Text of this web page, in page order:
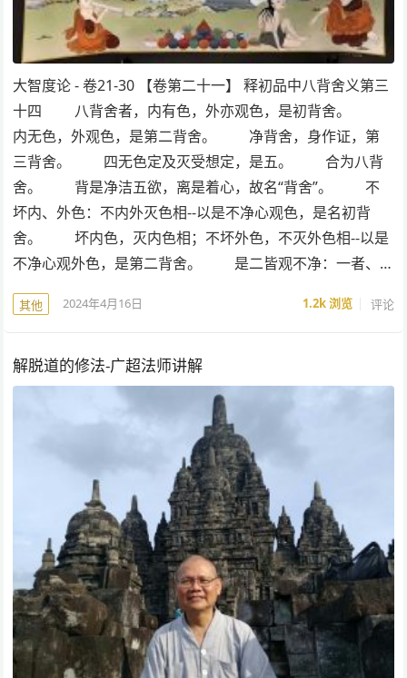
大智度论 - 卷21-30 【卷第二十一】 释初品中八背舍义第三
十四 八背舍者，内有色，外亦观色，是初背舍。
内无色，外观色，是第二背舍。 净背舍，身作证，第
三背舍。 四无色定及灭受想定，是五。 合为八背
舍。 背是净洁五欲，离是着心，故名“背舍”。 不
坏内、外色：不内外灭色相--以是不净心观色，是名初背
舍。 坏内色，灭内色相；不坏外色，不灭外色相--以是
不净心观外色，是第二背舍。 是二皆观不净：一者、…
其他 2024年4月16日 1.2k浏览 评论
解脱道的修法-广超法师讲解